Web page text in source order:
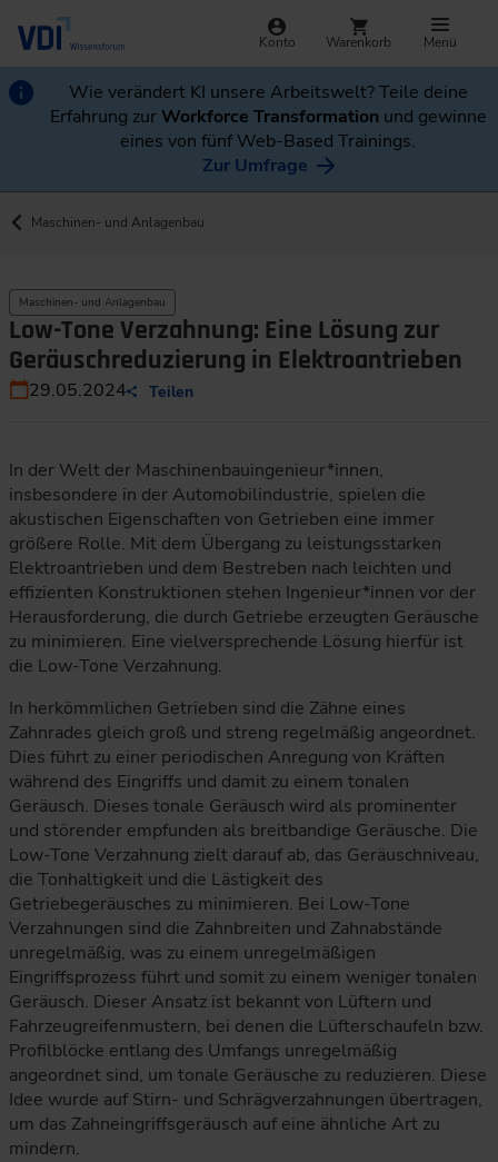
Konto Warenkorb Menü
Wie verändert KI unsere Arbeitswelt? Teile deine
Erfahrung zurWorkforce Transformation und gewinne
eines von fünf Web-Based Trainings.
Zur Umfrage
Maschinen- und Anlagenbau
Maschinen- und Anlagenbau
Low-Tone Verzahnung: Eine Lösung zur
Geräuschreduzierung in Elektroantrieben
29.05.2024 Teilen
In der Welt der Maschinenbauingenieur*innen,
insbesondere in der Automobilindustrie, spielen die
akustischen Eigenschaften von Getrieben eine immer
größere Rolle. Mit dem Übergang zu leistungsstarken
Elektroantrieben und dem Bestreben nach leichten und
effizienten Konstruktionen stehen Ingenieur*innen vor der
Herausforderung, die durch Getriebe erzeugten Geräusche
zu minimieren. Eine vielversprechende Lösung hierfür ist
die Low-Tone Verzahnung.
In herkömmlichen Getrieben sind die Zähne eines
Zahnrades gleich groß und streng regelmäßig angeordnet.
Dies führt zu einer periodischen Anregung von Kräften
während des Eingriffs und damit zu einem tonalen
Geräusch. Dieses tonale Geräusch wird als prominenter
und störender empfunden als breitbandige Geräusche. Die
Low-Tone Verzahnung zielt darauf ab, das Geräuschniveau,
die Tonhaltigkeit und die Lästigkeit des
Getriebegeräusches zu minimieren. Bei Low-Tone
Verzahnungen sind die Zahnbreiten und Zahnabstände
unregelmäßig, was zu einem unregelmäßigen
Eingriffsprozess führt und somit zu einem weniger tonalen
Geräusch. Dieser Ansatz ist bekannt von Lüftern und
Fahrzeugreifenmustern, bei denen die Lüfterschaufeln bzw.
Profilblöcke entlang des Umfangs unregelmäßig
angeordnet sind, um tonale Geräusche zu reduzieren. Diese
Idee wurde auf Stirn- und Schrägverzahnungen übertragen,
um das Zahneingriffsgeräusch auf eine ähnliche Art zu
mindern.